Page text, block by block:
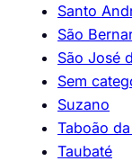
Santo
São
São José
Sem
Suzano
Taboão
Taubaté